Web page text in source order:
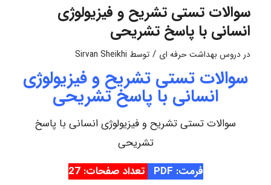
سوالات تستی تشریح و فیزیولوژی
انسانی با پاسخ تشریحی
در دروس بهداشت حرفه ای / توسط Sirvan Sheikhi
سوالات تستی تشریح و فیزیولوژی
انسانی با پاسخ تشریحی
سوالات تستی تشریح و فیزیولوژی انسانی با پاسخ
تشریحی
فرمت: PDF
تعداد صفحات: 27